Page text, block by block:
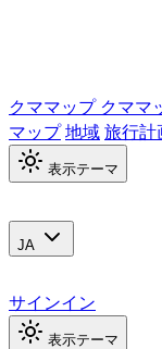
クママップ クママ
マップ地域旅行計
表示テーマ
JA
サインイン
表示テーマ